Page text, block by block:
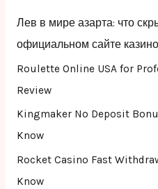
f
o
Лев в мире азарта: что
официальном сайте казино
Roulette Online USA for
Review
Kingmaker No Deposit
Know
Rocket Casino Fast
Know